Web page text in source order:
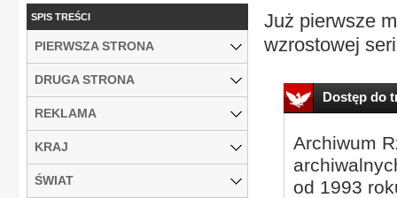
Już pierwsze
wzrostowej
Dostęp do
Archiwum
od 1993
SPIS TREŚCI
PIERWSZA STRONA
DRUGA STRONA
REKLAMA
KRAJ
ŚWIAT